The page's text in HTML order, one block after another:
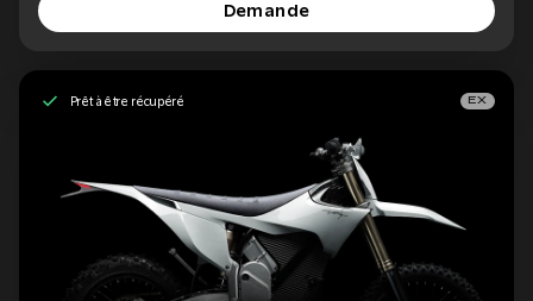
Demande
Prêt à être récupéré EX